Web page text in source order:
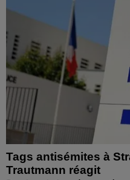
Tags antisémites à
Trautmann réagit